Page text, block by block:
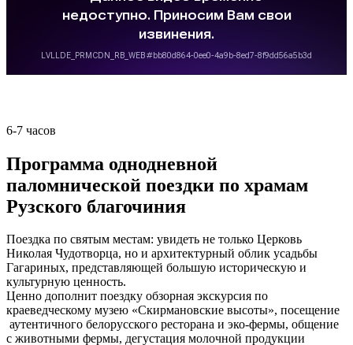
6-7 часов
Программа однодневной
паломнической поездки по храмам
Рузского благочиния
Поездка по святым местам: увидеть не только Церковь
Николая Чудотворца, но и архитектурный облик усадьбы
Гагариных, представляющей большую историческую и
культурную ценность.
Ценно дополнит поездку обзорная экскурсия по
краеведческому музею «Скирмановские высоты», посещение
аутентичного белорусского ресторана и эко-фермы, общение
с животными фермы, дегустация молочной продукции